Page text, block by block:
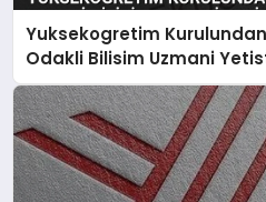
Yuksekogretim
Odakli Bilisim Uzmani